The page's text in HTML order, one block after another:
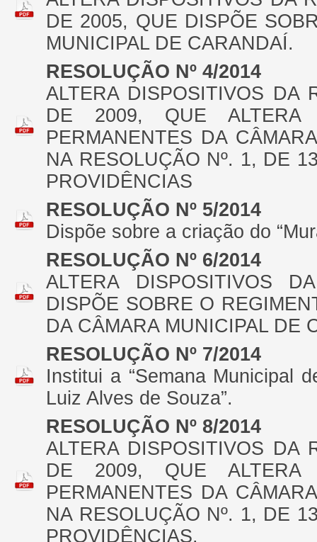
DE 2005, QUE DISPÕE
MUNICIPAL DE CARANDAÍ.
RESOLUÇÃO Nº 4/2014
ALTERA DISPOSITIVOS DA
DE 2009, QUE ALTERA
PERMANENTES DA
NA RESOLUÇÃO Nº. 1, DE
PROVIDÊNCIAS
RESOLUÇÃO Nº 5/2014
Dispõe sobre a criação do
RESOLUÇÃO Nº 6/2014
ALTERA DISPOSITIVOS
DISPÕE SOBRE O
DA CÂMARA MUNICIPAL DE
RESOLUÇÃO Nº 7/2014
Institui a “Semana Municipal
Luiz Alves de Souza”.
RESOLUÇÃO Nº 8/2014
ALTERA DISPOSITIVOS DA
DE 2009, QUE ALTERA
PERMANENTES DA
NA RESOLUÇÃO Nº. 1, DE
PROVIDÊNCIAS.